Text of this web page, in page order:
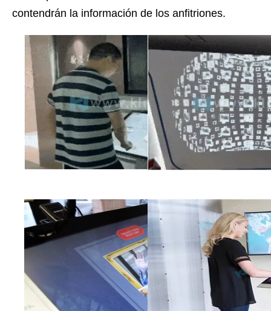
contendrán la información de los anfitriones.